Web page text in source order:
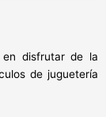
en disfrutar de la
de juguetería